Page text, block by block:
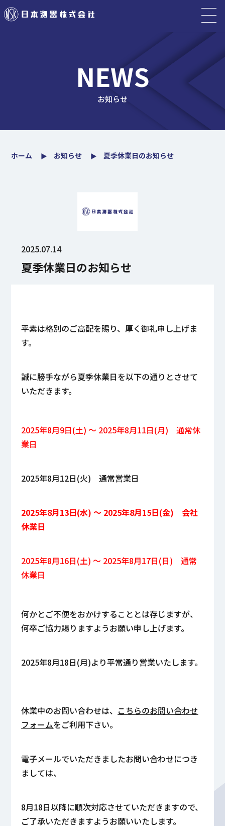
NEWS
お知らせ
ホーム お知らせ 夏季休業日のお知らせ
2025.07.14
夏季休業日のお知らせ
平素は格別のご高配を賜り、厚く御礼申し上げま
す。
誠に勝手ながら夏季休業日を以下の通りとさせて
いただきます。
2025年8月9日(土) ～ 2025年8月11日(月) 通常休
業日
2025年8月12日(火) 通常営業日
2025年8月13日(水) ～ 2025年8月15日(金) 会社
休業日
2025年8月16日(土) ～ 2025年8月17日(日) 通常
休業日
何かとご不便をおかけすることとは存じますが、
何卒ご協力賜りますようお願い申し上げます。
2025年8月18日(月)より平常通り営業いたします。
休業中のお問い合わせは、 こちらのお問い合わせ
フォームをご利用下さい。
電子メールでいただきましたお問い合わせにつき
ましては、
8月18日以降に順次対応させていただきますので、
ご了承いただきますようお願いいたします。